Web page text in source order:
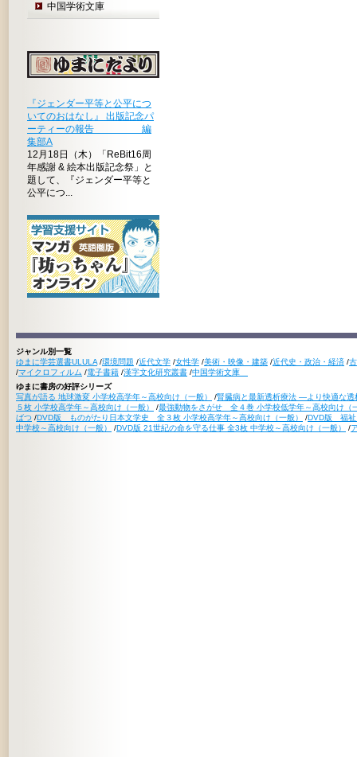
中国学術文庫
『ジェンダー平等と公平につ
いてのおはなし』 出版記念パ
ーティーの報告 編
集部A
12月18日（木）「ReBit16周
年感謝 & 絵本出版記念祭」と
題して、『ジェンダー平等と
公平につ...
ジャンル別一覧
ゆまに学芸選書ULULA /環境問題 /近代文学 /女性学 /美術・映像・建築 /近代史・政治・経済 /
/マイクロフィルム /電子書籍 /漢字文化研究叢書 /中国学術文庫
ゆまに書房の好評シリーズ
写真が語る 地球激変 小学校高学年～高校向け（一般）
/腎臓病と最新透析療法 ―より快適な
５枚 小学校高学年～高校向け（一般）
/最強動物をさがせ 全４巻 小学校低学年～高校向け（
ばつ /DVD版 ものがたり日本文学史 全３枚 小学校高学年～高校向け（一般） /DVD版 福祉
中学校～高校向け（一般）
/DVD版 21世紀の命を守る仕事 全3枚 中学校～高校向け（一般） /